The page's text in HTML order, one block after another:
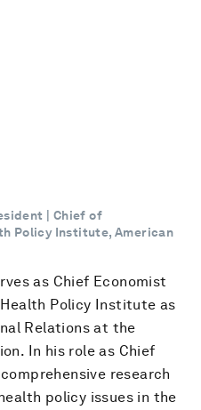
| Chief of
Policy Institute, American
as Chief Economist
Policy Institute as
Relations at the
In his role as Chief
research
policy issues in the